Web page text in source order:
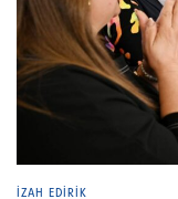
İZAH EDIRIK